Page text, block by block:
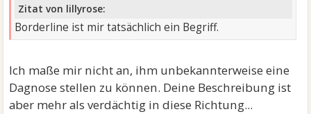
Zitat von lillyrose:
Borderline ist mir tatsächlich ein Begriff.
Ich maße mir nicht an, ihm unbekannterweise eine
Dagnose stellen zu können. Deine Beschreibung ist
aber mehr als verdächtig in diese Richtung...